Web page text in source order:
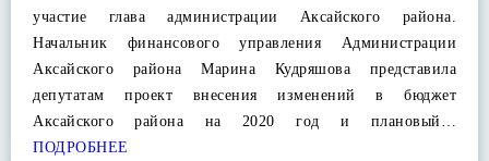
участие глава администрации Аксайского района.
Начальник финансового управления Администрации
Аксайского района Марина Кудряшова представила
депутатам проект внесения изменений в бюджет
Аксайского района на 2020 год и плановый…
ПОДРОБНЕЕ